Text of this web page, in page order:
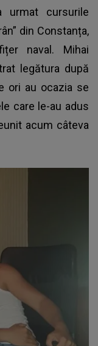
urmat cursurile
din Constanța,
naval. Mihai
legătura după
ori au ocazia se
care le-au adus
acum câteva